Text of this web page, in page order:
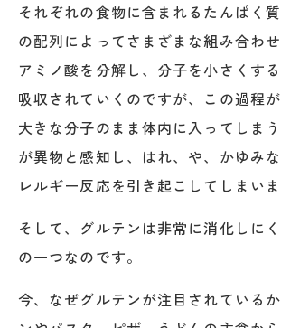
それぞれの食物に含まれるたんぱく
の配列によってさまざまな組み合わせ
アミノ酸を分解し、分子を小さくす
吸収されていくのですが、この過程
大きな分子のまま体内に入ってしま
が異物と感知し、はれ、や、かゆみ
レルギー反応を引き起こしてしまいま
そして、グルテンは非常に消化しに
の一つなのです。
今、なぜグルテンが注目されている